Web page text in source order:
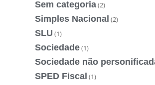
Sem categoria(2)
Simples Nacional (2)
SLU (1)
Sociedade(1)
Sociedade não
SPED Fiscal (1)